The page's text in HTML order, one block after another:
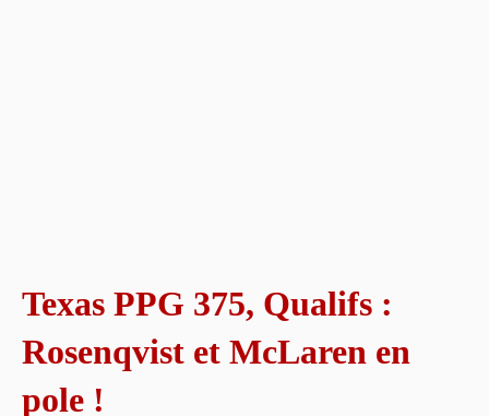
Texas PPG 375, Qualifs :
Rosenqvist et McLaren en
pole !